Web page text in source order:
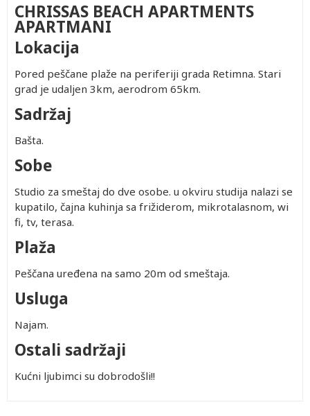
CHRISSAS BEACH APARTMENTS
APARTMANI
Lokacija
Pored peščane plaže na periferiji grada Retimna. Stari
grad je udaljen 3km, aerodrom 65km.
Sadržaj
Bašta.
Sobe
Studio za smeštaj do dve osobe. u okviru studija nalazi se
kupatilo, čajna kuhinja sa frižiderom, mikrotalasnom, wi
fi, tv, terasa.
Plaža
Peščana uređena na samo 20m od smeštaja.
Usluga
Najam.
Ostali sadržaji
Kućni ljubimci su dobrodošli!!